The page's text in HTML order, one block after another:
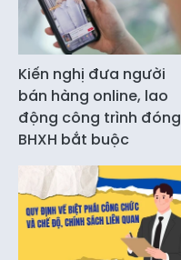
Kiến nghị đưa người
bán hàng online, lao
động công trình đóng
BHXH bắt buộc